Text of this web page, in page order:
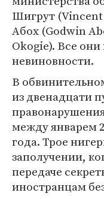
Шигрут
Абох (Godwin
Okogie). Все
невиновности.
В
из двенадцати
между январем
года. Трое
заполучении,
передаче
иностранцам